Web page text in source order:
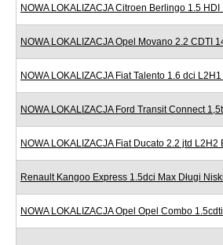
NOWA LOKALIZACJA Citroen Berlingo 1.5
NOWA LOKALIZACJA Opel Movano 2.2 CDTI
NOWA LOKALIZACJA Fiat Talento 1.6 dci
NOWA LOKALIZACJA Ford Transit Connect
NOWA LOKALIZACJA Fiat Ducato 2.2 jtd
Renault Kangoo Express 1.5dci Max Długi
NOWA LOKALIZACJA Opel Opel Combo